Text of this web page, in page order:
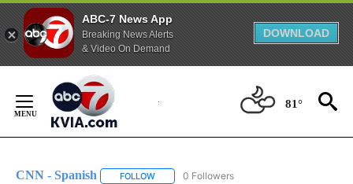
ABC-7 News App
Breaking News Alerts
& Video On Demand
DOWNLOAD
Content
81°
CNN - Spanish FOLLOW FOLLOW "CNN - SPANISH" TO RECEIVE
0 Followers